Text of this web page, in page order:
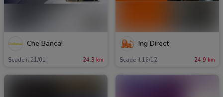
Che Banca!
Scade il 21/01 24.3 km
Ing Direct
Scade il 16/12 24.9 km